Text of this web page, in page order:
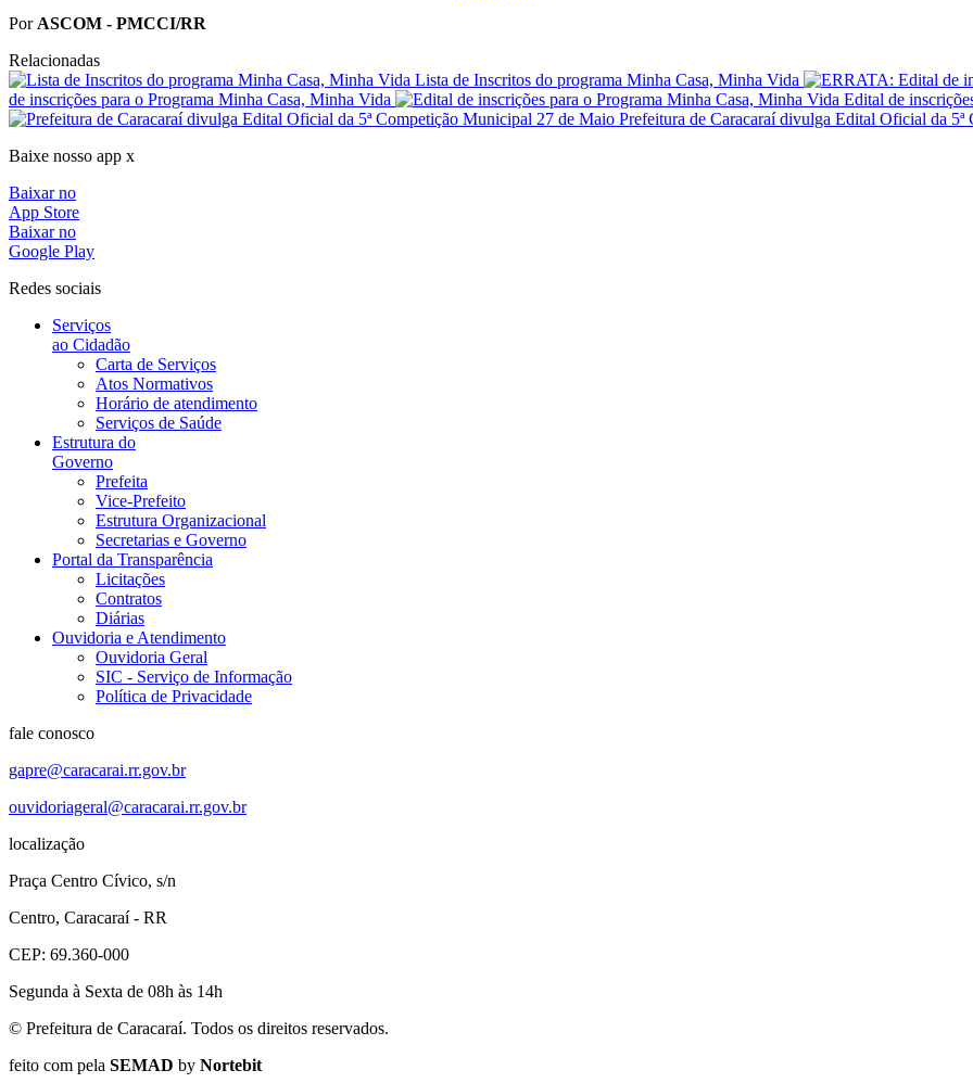
Por ASCOM - PMCCI/RR
Relacionadas
Lista de Inscritos do programa Minha Casa, Minha Vida
de inscrições para o Programa Minha Casa, Minha Vida
Edital de
Prefeitura de Caracaraí divulga Edital Oficial da
Baixe nosso app x
Baixar no
App Store
Baixar no
Google Play
Redes sociais
Serviços
ao Cidadão
Carta de Serviços
Atos Normativos
Horário de atendimento
Serviços de Saúde
Estrutura do
Governo
Prefeita
Vice-Prefeito
Estrutura Organizacional
Secretarias e Governo
Portal da Transparência
Licitações
Contratos
Diárias
Ouvidoria e Atendimento
Ouvidoria Geral
SIC - Serviço de Informação
Política de Privacidade
fale conosco
gapre@caracarai.rr.gov.br
ouvidoriageral@caracarai.rr.gov.br
localização
Praça Centro Cívico, s/n
Centro, Caracaraí - RR
CEP: 69.360-000
Segunda à Sexta de 08h às 14h
© Prefeitura de Caracaraí. Todos os direitos reservados.
feito com pela SEMAD by Nortebit